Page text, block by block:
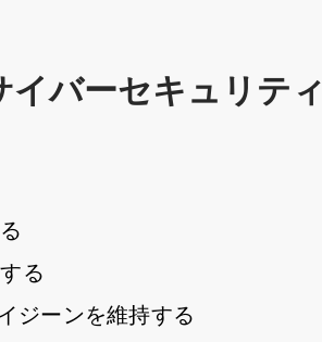
イバーセキュリティ
る
ジーンを維持する